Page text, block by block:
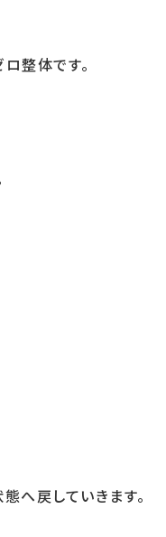
整体です。
へ戻していきます。